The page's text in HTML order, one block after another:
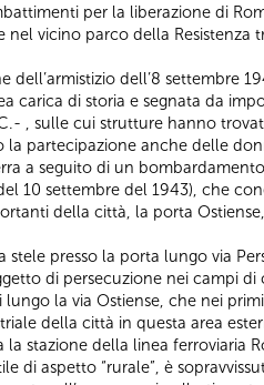
per la liberazione di
vicino parco della Resistenza
dell’8 settembre
carica di storia e segnata da
, sulle cui strutture hanno
partecipazione anche delle
a seguito di un
10 settembre del 1943), che
della città, la porta
presso la porta lungo via
di persecuzione nei campi
la via Ostiense, che nei
della città in questa area
stazione della linea ferroviaria
di aspetto “rurale”, è